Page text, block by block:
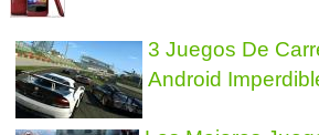
3 Juegos De
Android